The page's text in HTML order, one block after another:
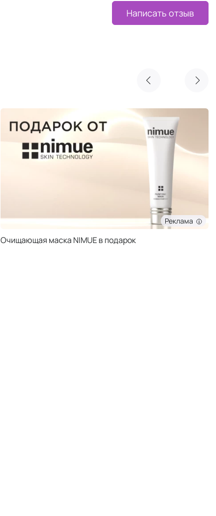
Написать отзыв
Реклама
Очищающая маска NIMUE в подарок